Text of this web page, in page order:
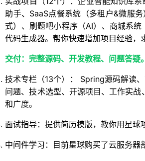
助手、SaaS点餐系统（多租户&微服
式）、刷题吧小程序（AI）、商城系
代码生成器。帮你快速增加项目经验，
交付：完整源码、开发教程、问题答疑。
技术专栏（13个）： Spring源码解读
问题、技术选型、开源项目、工作实
和广度。
面试指导：提供简历模版，教你用星球
中间件学习：目前星球购买了云服务器